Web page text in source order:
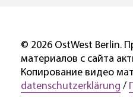
© 2026 OstWest Berlin.
материалов с сайта
Копирование видео
datenschutzerklärung /